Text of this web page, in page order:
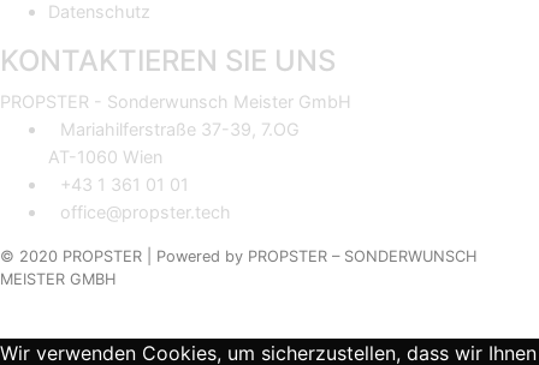
Datenschutz
KONTAKTIEREN SIE UNS
PROPSTER - Sonderwunsch Meister GmbH
Mariahilferstraße 37-39, 7.OG
AT-1060 Wien
+43 1 361 01 01
office@propster.tech
© 2020 PROPSTER | Powered by PROPSTER – SONDERWUNSCH
MEISTER GMBH
Wir verwenden Cookies, um sicherzustellen, dass wir Ihnen